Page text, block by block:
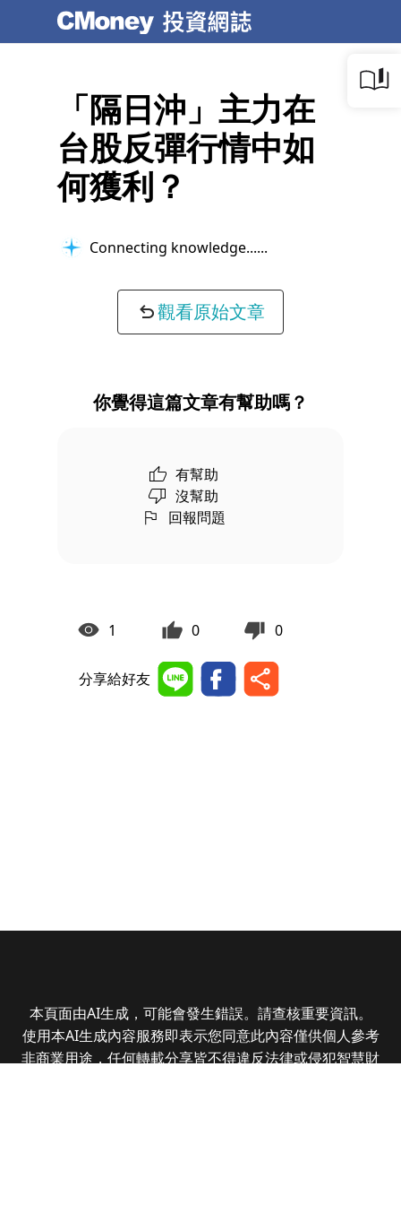
「隔日沖」主力在
台股反彈行情中如
何獲利？
Connecting knowledge...
觀看原始文章
你覺得這篇文章有幫助嗎？
有幫助
沒幫助
回報問題
1 0 0
分享給好友
本頁面由AI生成，可能會發生錯誤。請查核重要資訊。
使用本AI生成內容服務即表示您同意此內容僅供個人參考
非商業用途，任何轉載分享皆不得違反法律或侵犯智慧財